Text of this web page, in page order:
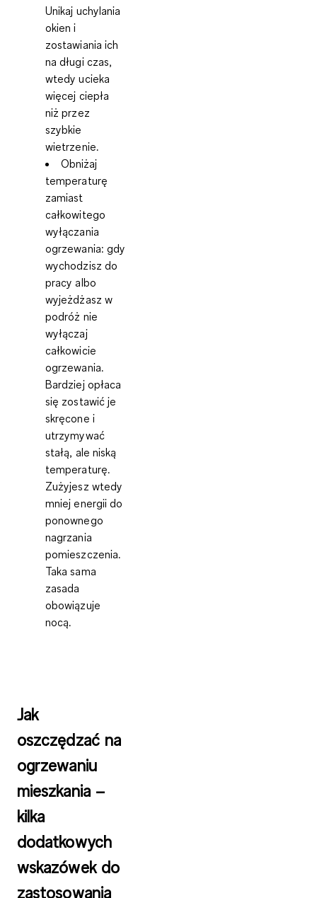
Unikaj uchylania
okien i
zostawiania ich
na długi czas,
wtedy ucieka
więcej ciepła
niż przez
szybkie
wietrzenie.
Obniżaj
temperaturę
zamiast
całkowitego
wyłączania
ogrzewania: gdy
wychodzisz do
pracy albo
wyjeżdżasz w
podróż nie
wyłączaj
całkowicie
ogrzewania.
Bardziej opłaca
się zostawić je
skręcone i
utrzymywać
stałą, ale niską
temperaturę.
Zużyjesz wtedy
mniej energii do
ponownego
nagrzania
pomieszczenia.
Taka sama
zasada
obowiązuje
nocą.
Jak
oszczędzać na
ogrzewaniu
mieszkania –
kilka
dodatkowych
wskazówek do
zastosowania